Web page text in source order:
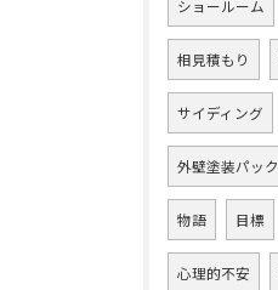
ショールーム
相見積もり
サイディング
外壁塗装パック
物語 目標
心理的不安